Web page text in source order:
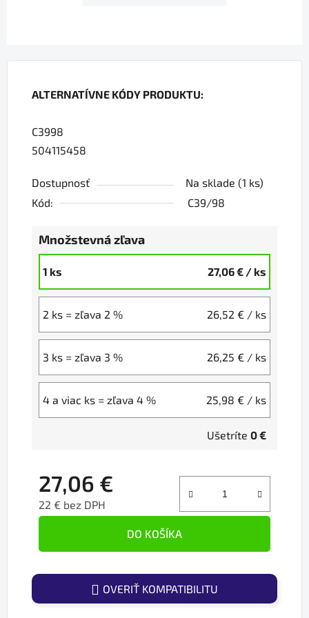
ALTERNATÍVNE KÓDY PRODUKTU:
C3998
504115458
Dostupnosť Na sklade (1 ks)
Kód:
C39/98
Množstevná zľava
1 ks 27,06 € / ks
2 ks = zľava 2 % 26,52 € / ks
3 ks = zľava 3 % 26,25 € / ks
4 a viac ks = zľava 4 % 25,98 € / ks
Ušetríte 0 €
27,06 €
22 € bez DPH
DO KOŠÍKA
OVERIŤ KOMPATIBILITU